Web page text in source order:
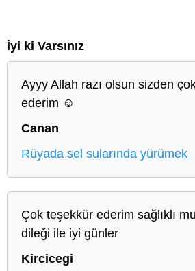
İyi ki Varsınız
Ayyy Allah razı olsun sizden
ederim ☺️
Canan
Rüyada sel sularında yürümek
Çok teşekkür ederim sağlıklı
dileği ile iyi günler
Kircicegi